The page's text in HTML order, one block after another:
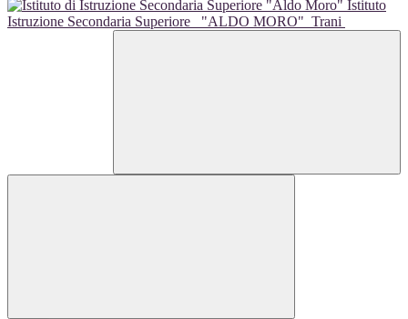
Istituto
Istruzione Secondaria Superiore
"ALDO MORO" Trani